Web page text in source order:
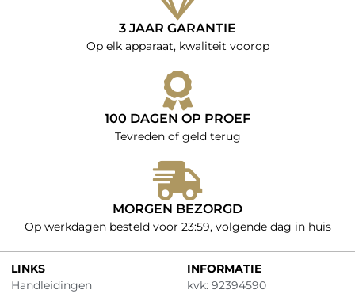
3 JAAR GARANTIE
Op elk apparaat, kwaliteit voorop
100 DAGEN OP PROEF
Tevreden of geld terug
MORGEN BEZORGD
Op werkdagen besteld voor 23:59, volgende dag in huis
LINKS
Handleidingen
INFORMATIE
kvk: 92394590